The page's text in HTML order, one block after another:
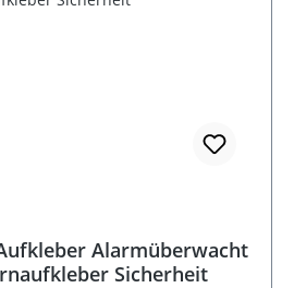
Alarmüberwacht
Sicherheit